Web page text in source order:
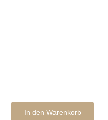
In den Warenkorb